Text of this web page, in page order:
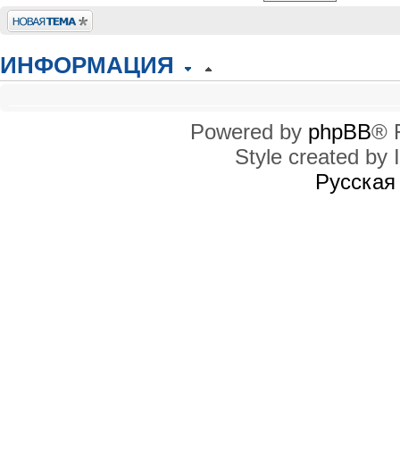
Новая тема
ИНФОРМАЦИЯ
Сейчас этот форум просматривают: нет зарегистрированных пользователей
Powered by phpBB®
Style created by